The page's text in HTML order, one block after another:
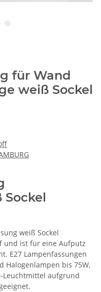
für Wand
weiß Sockel
weiß Sockel
und ist für eine Aufputz
E27 Lampenfassungen
Halogenlampen bis 75W,
Leuchtmittel aufgrund